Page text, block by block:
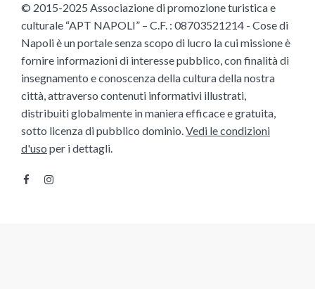
© 2015-2025 Associazione di promozione turistica e
culturale “APT NAPOLI” – C.F. : 08703521214 - Cose di
Napoli è un portale senza scopo di lucro la cui missione è
fornire informazioni di interesse pubblico, con finalità di
insegnamento e conoscenza della cultura della nostra
città, attraverso contenuti informativi illustrati,
distribuiti globalmente in maniera efficace e gratuita,
sotto licenza di pubblico dominio.Vedi le condizioni
d'uso per i dettagli.